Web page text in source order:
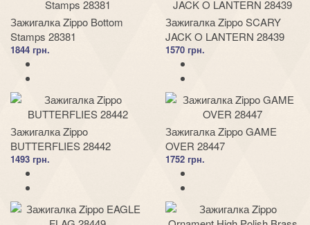
Зажигалка Zippo Bottom
Stamps 28381
1844 грн.
Зажигалка Zippo SCARY
JACK O LANTERN 28439
1570 грн.
Зажигалка Zippo
BUTTERFLIES 28442
1493 грн.
Зажигалка Zippo GAME
OVER 28447
1752 грн.